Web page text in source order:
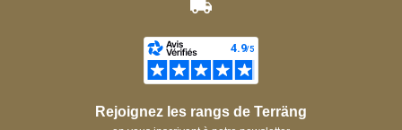
Rejoignez les rangs de Terräng